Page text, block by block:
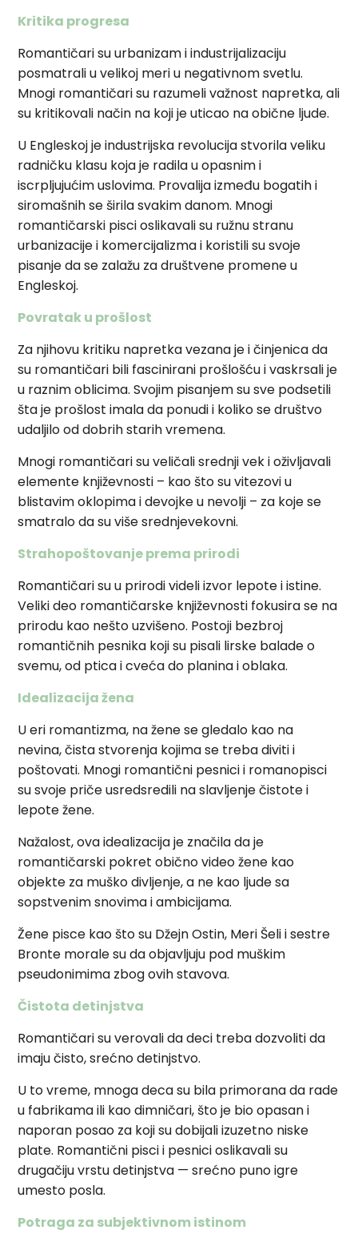
Kritika progresa
Romantičari su urbanizam i industrijalizaciju
posmatrali u velikoj meri u negativnom svetlu.
Mnogi romantičari su razumeli važnost napretka, ali
su kritikovali način na koji je uticao na obične ljude.
U Engleskoj je industrijska revolucija stvorila veliku
radničku klasu koja je radila u opasnim i
iscrpljujućim uslovima. Provalija između bogatih i
siromašnih se širila svakim danom. Mnogi
romantičarski pisci oslikavali su ružnu stranu
urbanizacije i komercijalizma i koristili su svoje
pisanje da se zalažu za društvene promene u
Engleskoj.
Povratak u prošlost
Za njihovu kritiku napretka vezana je i činjenica da
su romantičari bili fascinirani prošlošću i vaskrsali je
u raznim oblicima. Svojim pisanjem su sve podsetili
šta je prošlost imala da ponudi i koliko se društvo
udaljilo od dobrih starih vremena.
Mnogi romantičari su veličali srednji vek i oživljavali
elemente književnosti – kao što su vitezovi u
blistavim oklopima i devojke u nevolji – za koje se
smatralo da su više srednjevekovni.
Strahopoštovanje prema prirodi
Romantičari su u prirodi videli izvor lepote i istine.
Veliki deo romantičarske književnosti fokusira se na
prirodu kao nešto uzvišeno. Postoji bezbroj
romantičnih pesnika koji su pisali lirske balade o
svemu, od ptica i cveća do planina i oblaka.
Idealizacija žena
U eri romantizma, na žene se gledalo kao na
nevina, čista stvorenja kojima se treba diviti i
poštovati. Mnogi romantični pesnici i romanopisci
su svoje priče usredsredili na slavljenje čistote i
lepote žene.
Nažalost, ova idealizacija je značila da je
romantičarski pokret obično video žene kao
objekte za muško divljenje, a ne kao ljude sa
sopstvenim snovima i ambicijama.
Žene pisce kao što su Džejn Ostin, Meri Šeli i sestre
Bronte morale su da objavljuju pod muškim
pseudonimima zbog ovih stavova.
Čistota detinjstva
Romantičari su verovali da deci treba dozvoliti da
imaju čisto, srećno detinjstvo.
U to vreme, mnoga deca su bila primorana da rade
u fabrikama ili kao dimničari, što je bio opasan i
naporan posao za koji su dobijali izuzetno niske
plate. Romantični pisci i pesnici oslikavali su
drugačiju vrstu detinjstva — srećno puno igre
umesto posla.
Potraga za subjektivnom istinom